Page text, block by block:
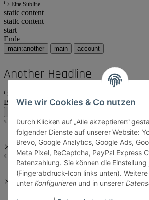
Wie wir Cookies & Co nutzen
Durch Klicken auf „Alle akzeptieren“
folgender Dienste auf unserer Website:
Brevo, Google Analytics, Google Ads,
Meta Pixel, ReCaptcha, PayPal Express
Ratenzahlung. Sie können die
(Fingerabdruck-Icon links unten).
unter Konfigurieren und in unserer
Eine Subline
static content
static content
start
Ende
main:another main account
Another Headline
Body Content